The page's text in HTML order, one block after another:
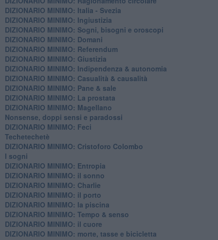
DIZIONARIO MINIMO: Italia - Svezia
DIZIONARIO MINIMO: ​Ingiustizia
DIZIONARIO MINIMO: ​Sogni, bisogni e oroscopi
DIZIONARIO MINIMO: Domani
DIZIONARIO MINIMO: Referendum
DIZIONARIO MINIMO: Giustizia
DIZIONARIO MINIMO: ​Indipendenza & autonomia
DIZIONARIO MINIMO: ​Casualità & causalità
​DIZIONARIO MINIMO: Pane & sale
DIZIONARIO MINIMO: La prostata
​DIZIONARIO MINIMO: Magellano
Nonsense, doppi sensi e paradossi
DIZIONARIO MINIMO: Feci
Techetechetè
DIZIONARIO MINIMO: Cristoforo Colombo
I sogni
DIZIONARIO MINIMO: Entropia
DIZIONARIO MINIMO: il sonno
DIZIONARIO MINIMO: Charlie
DIZIONARIO MINIMO: il porto
DIZIONARIO MINIMO: la piscina
DIZIONARIO MINIMO: Tempo & senso
DIZIONARIO MINIMO: il cuore
DIZIONARIO MINIMO: morte, tasse e bicicletta